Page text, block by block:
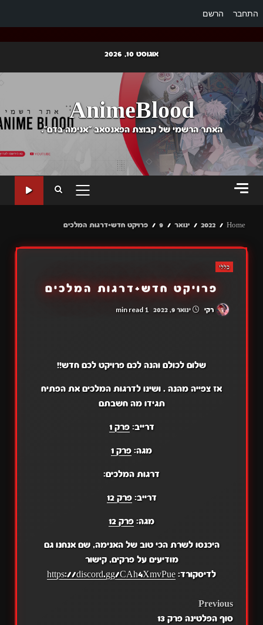
התחבר הרשם
content
אוגוסט 10, 2026
AnimeBlood
האתר הרשמי של קבוצת הפאנסאב "אנימה בדם".
PRIMARY
Home
2022 ינואר 9 פרויקט חדש+דרגות המלכים
כללי
פרויקט חדש+דרגות המלכים
רקי ינואר 9, 2022 1 min read
שלום לכולם והנה לכם פרויקט לכם חדש!!
אז צפייה מהנה . ושינו לדרגות המלכים את הפתיח
תגידו מה חשבתם
דרייב:פרק 1
מגה: פרק 1
דרגות המלכים:
דרייב:פרק 12
מגה: פרק 12
היכנסו לשרת הכי טוב של האנימה, שם אנחנו גם
מודיעים על פרקים, קישור
לדיסקורד: https://discord.gg/CAh4XmvPue
POST
Previous
סוף הפלטינה פרק 13